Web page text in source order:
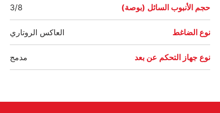
حجم الأنبوب السائل (بوصة) 3/8
نوع الضاغط العاكس الروتاري
نوع جهاز التحكم عن بعد مدمج